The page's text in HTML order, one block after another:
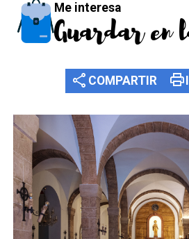
Me interesa
Guardar en
share COMPARTIR print